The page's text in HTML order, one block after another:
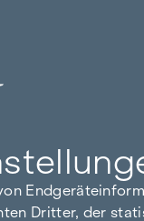
Dritter, der